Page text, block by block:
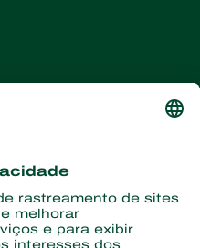
aqui